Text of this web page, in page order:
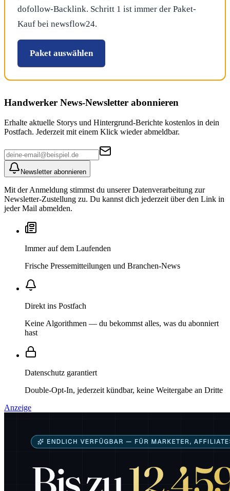
dofollow-Backlink. Schritt 1 ist immer der Paket-
Kauf bei newsflow24.
Paket auswählen
Handwerker News-Newsletter abonnieren
Erhalte aktuelle Storys und Hintergrund-Berichte kostenlos in dein
Postfach. Jederzeit mit einem Klick wieder abmeldbar.
Newsletter abonnieren
Mit der Anmeldung stimmst du unserer Datenverarbeitung zur
Newsletter-Zustellung zu. Du kannst dich jederzeit über den Link in
jeder Mail abmelden.
Immer auf dem Laufenden
Frische Pressemitteilungen und Branchen-News
Direkt ins Postfach
Keine Algorithmen — du bekommst alles, was du abonniert
hast
Datenschutz garantiert
Double-Opt-In, jederzeit kündbar, keine Weitergabe an Dritte
Anzeige